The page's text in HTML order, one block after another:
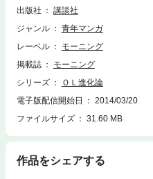
出版社
講談社
ジャンル
青年マンガ
レーベル
モーニング
掲載誌
モーニング
シリーズ
ＯＬ進化論
電子版配信開始日
2014/03/20
ファイルサイズ
31.60 MB
作品をシェアする